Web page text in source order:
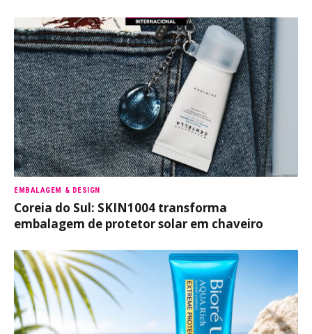
EMBALAGEM & DESIGN
Coreia do Sul: SKIN1004 transforma
embalagem de protetor solar em chaveiro